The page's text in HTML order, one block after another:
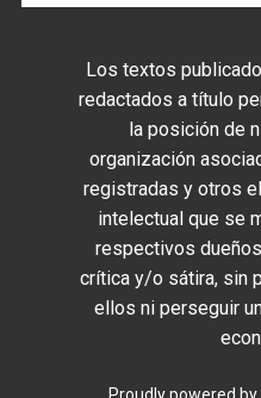
Los textos
redactados a título
la posición de
organización
registradas y otros
intelectual que se
respectivos
crítica y/o sátira, sin
ellos ni perseguir